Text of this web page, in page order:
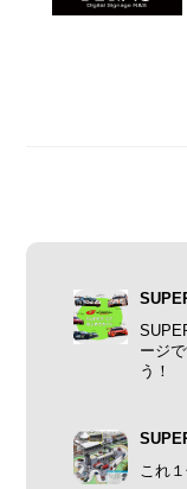
ージ
う！
これ